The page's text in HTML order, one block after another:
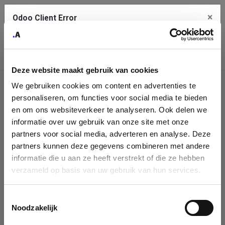
Deze website maakt gebruik van cookies
We gebruiken cookies om content en advertenties te
personaliseren, om functies voor social media te bieden
en om ons websiteverkeer te analyseren. Ook delen we
informatie over uw gebruik van onze site met onze
partners voor social media, adverteren en analyse. Deze
partners kunnen deze gegevens combineren met andere
informatie die u aan ze heeft verstrekt of die ze hebben
verzameld op basis van uw gebruik van hun services.
Noodzakelijk
Company
Identification
Please fill in your company details
You can search a company in our database by name, VAT or
enterprise ID. When a company is selected it will auto-complete the
form. If you don't find your company in our database, you can create
Odoo Client Error ×
service.
See details
Ok